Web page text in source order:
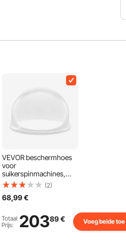
VEVOR beschermhoes
voor
suikerspinmachines,
transparante acryl
koepelvormige
beschermhoes, geschikt
suikerspinmachines van
52 cm voor feesten en
winkels, met
(2)
68,99€
Totaal
Prijs:
20389€ Voeg beide